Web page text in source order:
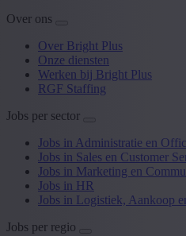
Over ons
Over Bright Plus
Onze diensten
Werken bij Bright Plus
RGF Staffing
Jobs per sector
Jobs in Administratie en
Jobs in Sales en Customer
Jobs in Marketing en
Jobs in HR
Jobs in Logistiek, Aankoop
Jobs per regio